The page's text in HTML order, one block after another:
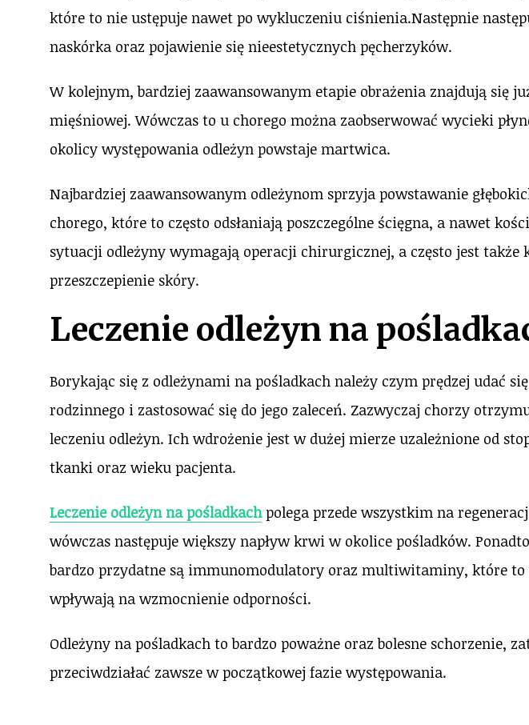
które to nie ustępuje nawet po wykluczeniu ciśnienia.Następnie
naskórka oraz pojawienie się nieestetycznych pęcherzyków.
W kolejnym, bardziej zaawansowanym etapie obrażenia znajdują się
mięśniowej. Wówczas to u chorego można zaobserwować wycieki
okolicy występowania odleżyn powstaje martwica.
Najbardziej zaawansowanym odleżynom sprzyja powstawanie
chorego, które to często odsłaniają poszczególne ścięgna, a nawet
sytuacji odleżyny wymagają operacji chirurgicznej, a często jest także
przeszczepienie skóry.
Leczenie odleżyn na
Borykając się z odleżynami na pośladkach należy czym prędzej udać
rodzinnego i zastosować się do jego zaleceń. Zazwyczaj chorzy
leczeniu odleżyn. Ich wdrożenie jest w dużej mierze uzależnione od
tkanki oraz wieku pacjenta.
Leczenie odleżyn na pośladkachpolega przede wszystkim na
wówczas następuje większy napływ krwi w okolice pośladków.
bardzo przydatne są immunomodulatory oraz multiwitaminy, które
wpływają na wzmocnienie odporności.
Odleżyny na pośladkach to bardzo poważne oraz bolesne schorzenie,
przeciwdziałać zawsze w początkowej fazie występowania.